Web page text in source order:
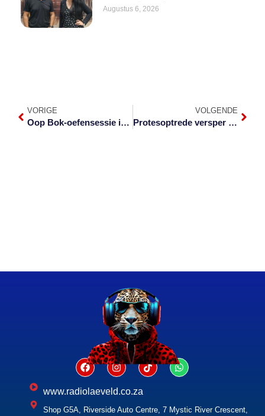
Augustus 6, 2026
VORIGE
Oop Bok-oefensessie in Hazyview vandag
VOLGENDE
Protesoptrede versper paaie in Komatipoort
www.radiolaeveld.co.za
Shop G5A, Riverside Auto Centre, 7 Mystic River Crescent,